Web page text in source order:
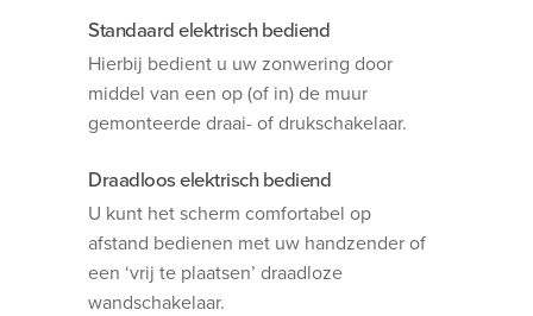
Standaard elektrisch bediend
Hierbij bedient u uw zonwering door
middel van een op (of in) de muur
gemonteerde draai- of drukschakelaar.
Draadloos elektrisch bediend
U kunt het scherm comfortabel op
afstand bedienen met uw handzender of
een ‘vrij te plaatsen’ draadloze
wandschakelaar.